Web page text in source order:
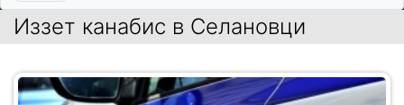
Иззет канабис в Селановци